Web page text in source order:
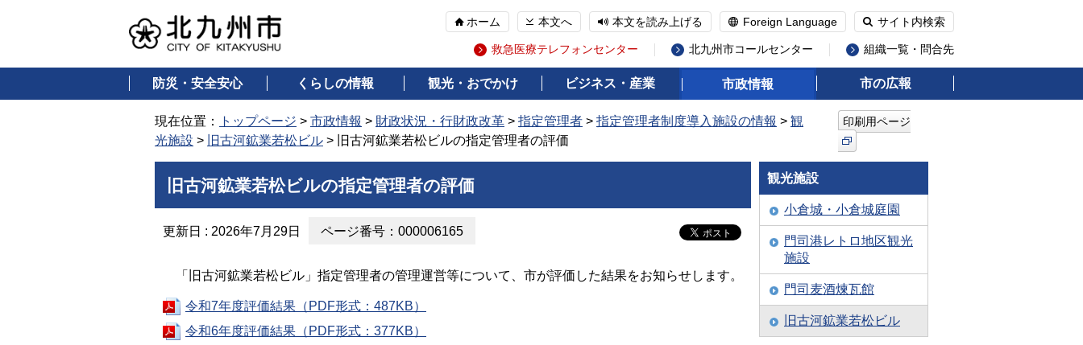
ホーム 本文へ 本文を読み上げる Foreign Language サイト内検索
救急医療テレフォンセンター 北九州市コールセンター 組織一覧・問合先
防災・安全安心 くらしの情報 観光・おでかけ ビジネス・産業 市政情報 市の広報
現在位置： トップページ > 市政情報 > 財政状況・行財政改革 > 指定管理者 > 指定管理者制度導入施設の情報 > 観
光施設 > 旧古河鉱業若松ビル > 旧古河鉱業若松ビルの指定管理者の評価
印刷用ページ
旧古河鉱業若松ビルの指定管理者の評価
更新日 : 2026年7月29日 ページ番号：000006165
「旧古河鉱業若松ビル」指定管理者の管理運営等について、市が評価した結果をお知らせします。
令和7年度評価結果（PDF形式：487KB）
令和6年度評価結果（PDF形式：377KB）
観光施設
小倉城・小倉城庭園
門司港レトロ地区観光
施設
門司麦酒煉瓦館
旧古河鉱業若松ビル